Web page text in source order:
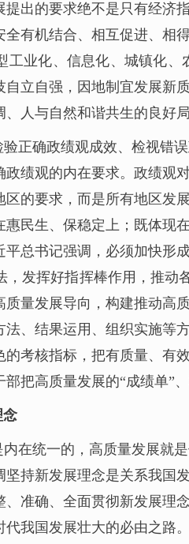
出的要求绝不是只有经济
有机结合、相互促进、相
工业化、信息化、城镇化
立自强，因地制宜发展新
人与自然和谐共生的良好
正确政绩观成效、检视错
绩观的内在要求。政绩观
的要求，而是所有地区发
民生、保稳定上；既体现
总书记强调，必须加快形
，发挥好指挥棒作用，推
量发展导向，构建推动高
、结果运用、组织实施等
考核指标，把有质量、有
把高质量发展的“成绩单”
念
在统一的，高质量发展就
持新发展理念是关系我国
准确、全面贯彻新发展理
我国发展壮大的必由之路